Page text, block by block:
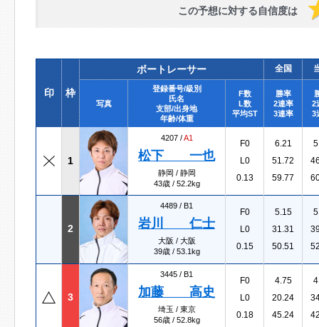
この予想に対する自信度は
印 枠
ボートレーサー 全国
写真
登録番号/級別
氏名
支部/出身地
年齢/体重
F数
L数
平均ST
勝率
2連率
3連率
2
3
1
4207 /A1
松下 一也
静岡 / 静岡
43歳 / 52.2kg
F0
L0
0.13
6.21
51.72
59.77
2
4489 / B1
岩川 仁士
大阪 / 大阪
39歳 / 53.1kg
F0
L0
0.15
5.15
31.31
50.51
3
3445 / B1
加藤 高史
埼玉 / 東京
56歳 / 52.8kg
F0
L0
0.18
4.75
20.24
45.24